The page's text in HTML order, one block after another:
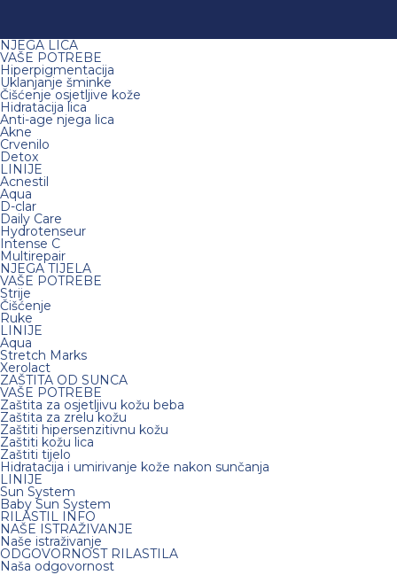
NJEGA LICA
VAŠE POTREBE
Hiperpigmentacija
Uklanjanje šminke
Čišćenje osjetljive kože
Hidratacija lica
Anti-age njega lica
Akne
Crvenilo
Detox
LINIJE
Acnestil
Aqua
D-clar
Daily Care
Hydrotenseur
Intense C
Multirepair
NJEGA TIJELA
VAŠE POTREBE
Strije
Čišćenje
Ruke
LINIJE
Aqua
Stretch Marks
Xerolact
ZAŠTITA OD SUNCA
VAŠE POTREBE
Zaštita za osjetljivu kožu beba
Zaštita za zrelu kožu
Zaštiti hipersenzitivnu kožu
Zaštiti kožu lica
Zaštiti tijelo
Hidratacija i umirivanje kože nakon sunčanja
LINIJE
Sun System
Baby Sun System
RILASTIL INFO
NAŠE ISTRAŽIVANJE
Naše istraživanje
ODGOVORNOST RILASTILA
Naša odgovornost